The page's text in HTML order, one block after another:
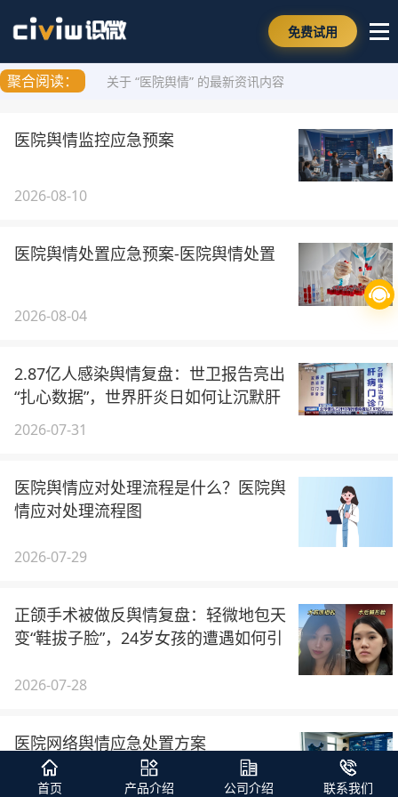
免费试用
聚合阅读： 关于 “医院舆情” 的最新资讯内容
医院舆情监控应急预案
2026-08-10
医院舆情处置应急预案-医院舆情处置
2026-08-04
2.87亿人感染舆情复盘：世卫报告亮出
“扎心数据”，世界肝炎日如何让沉默肝
病一夜刷屏
2026-07-31
医院舆情应对处理流程是什么？医院舆
情应对处理流程图
2026-07-29
正颌手术被做反舆情复盘：轻微地包天
变“鞋拔子脸”，24岁女孩的遭遇如何引
2026-07-28
医院网络舆情应急处置方案
首页 产品介绍 公司介绍 联系我们